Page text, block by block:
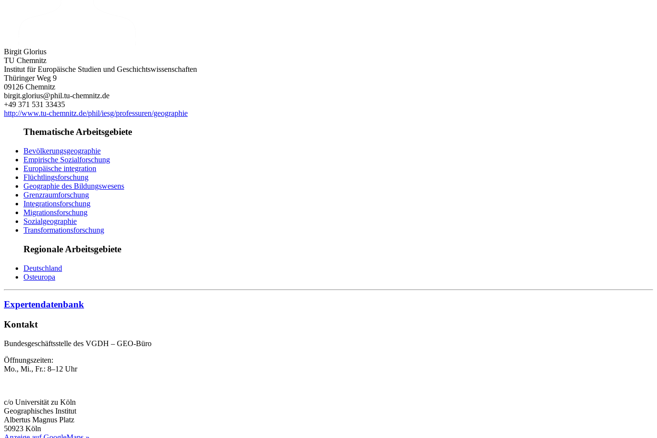
Birgit Glorius
TU Chemnitz
Institut für Europäische Studien und Geschichtswissenschaften
Thüringer Weg 9
09126 Chemnitz
birgit.glorius@phil.tu-chemnitz.de
+49 371 531 33435
http://www.tu-chemnitz.de/phil/iesg/professuren/geographie
Thematische Arbeitsgebiete
Bevölkerungsgeographie
Empirische Sozialforschung
Europäische integration
Flüchtlingsforschung
Geographie des Bildungswesens
Grenzraumforschung
Integrationsforschung
Migrationsforschung
Sozialgeographie
Transformationsforschung
Regionale Arbeitsgebiete
Deutschland
Osteuropa
Expertendatenbank
Kontakt
Bundesgeschäftsstelle des VGDH – GEO-Büro
Öffnungszeiten:
Mo., Mi., Fr.: 8–12 Uhr
c/o Universität zu Köln
Geographisches Institut
Albertus Magnus Platz
50923 Köln